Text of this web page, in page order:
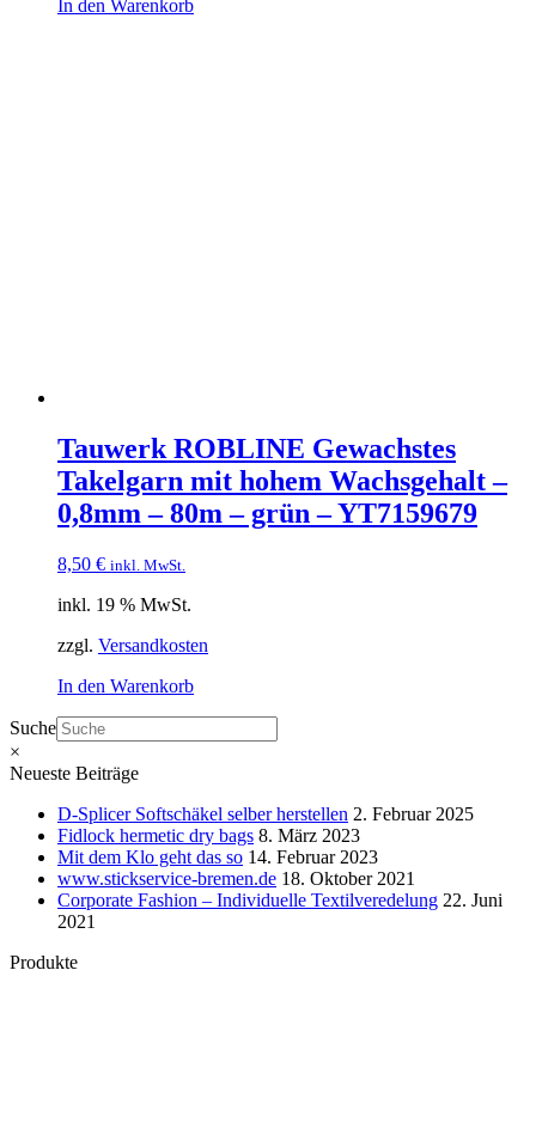
In den Warenkorb
Tauwerk ROBLINE Gewachstes
Takelgarn mit hohem Wachsgehalt –
0,8mm – 80m – grün – YT7159679
8,50 € inkl. MwSt.
inkl. 19 % MwSt.
zzgl. Versandkosten
In den Warenkorb
Suche
×
Neueste Beiträge
D-Splicer Softschäkel selber herstellen 2. Februar 2025
Fidlock hermetic dry bags 8. März 2023
Mit dem Klo geht das so 14. Februar 2023
www.stickservice-bremen.de 18. Oktober 2021
Corporate Fashion – Individuelle Textilveredelung 22. Juni
2021
Produkte